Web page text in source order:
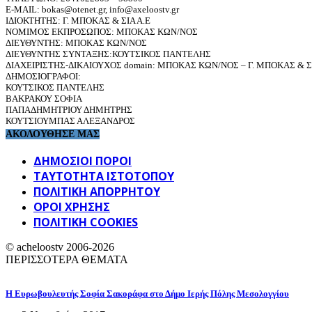
E-MAIL: bokas@otenet.gr, info@axeloostv.gr
ΙΔΙΟΚΤΗΤΗΣ: Γ. ΜΠΟΚΑΣ & ΣΙΑ Α.Ε
ΝΟΜΙΜΟΣ ΕΚΠΡΟΣΩΠΟΣ: ΜΠΟΚΑΣ ΚΩΝ/ΝΟΣ
ΔΙΕΥΘΥΝΤΗΣ: ΜΠΟΚΑΣ ΚΩΝ/ΝΟΣ
ΔΙΕΥΘΥΝΤΗΣ ΣΥΝΤΑΞΗΣ:ΚΟΥΤΣΙΚΟΣ ΠΑΝΤΕΛΗΣ
ΔΙΑΧΕΙΡΙΣΤΗΣ-ΔΙΚΑΙΟΥΧΟΣ domain: ΜΠΟΚΑΣ ΚΩΝ/ΝΟΣ – Γ. ΜΠΟΚΑΣ &
ΔΗΜΟΣΙΟΓΡΑΦΟΙ:
ΚΟΥΤΣΙΚΟΣ ΠΑΝΤΕΛΗΣ
ΒΑΚΡΑΚΟΥ ΣΟΦΙΑ
ΠΑΠΑΔΗΜΗΤΡΙΟΥ ΔΗΜΗΤΡΗΣ
ΚΟΥΤΣΙΟΥΜΠΑΣ ΑΛΕΞΑΝΔΡΟΣ
ΑΚΟΛΟΥΘΗΣΕ ΜΑΣ
ΔΗΜΟΣΙΟΙ ΠΟΡΟΙ
ΤΑΥΤΌΤΗΤΑ ΙΣΤΌΤΟΠΟΥ
ΠΟΛΙΤΙΚΉ ΑΠΟΡΡΉΤΟΥ
ΌΡΟΙ ΧΡΉΣΗΣ
ΠΟΛΙΤΙΚΗ COOKIES
© acheloostv 2006-2026
ΠΕΡΙΣΣΟΤΕΡΑ ΘΕΜΑΤΑ
Η Ευρωβουλευτής Σοφία Σακοράφα στο Δήμο Ιερής Πόλης Μεσολογγίου